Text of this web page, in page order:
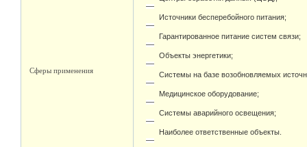
Сферы применения
Источники бесперебойного питания;
Гарантированное питание систем связи;
Объекты энергетики;
Системы на базе возобновляемых
Медицинское оборудование;
Системы аварийного освещения;
Наиболее ответственные объекты.